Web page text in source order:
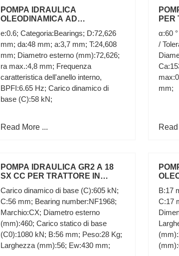
POMPA IDRAULICA
OLEODINAMICA AD
GRUPPO 2 A33X TRATTORE
FIAT
e:0.6; Categoria:Bearings; D:72,626
mm; da:48 mm; a:3,7 mm; T:24,608
mm; Diametro esterno (mm):72,626;
ra max.:4,8 mm; Frequenza
caratteristica dell'anello interno,
BPFI:6.65 Hz; Carico dinamico di
base (C):58 kN;
Read More ...
PER
α:60
/
mm;
POMPA IDRAULICA GR2 A 18
SX CC PER TRATTORE IN
SINISTRA
Carico dinamico di base (C):605 kN;
C:56 mm; Bearing number:NF1968;
Marchio:CX; Diametro esterno
(mm):460; Carico statico di base
(C0):1080 kN; B:56 mm; Peso:28 Kg;
Larghezza (mm):56; Ew:430 mm;
B:17
C:17